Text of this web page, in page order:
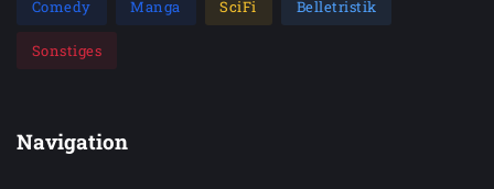
Comedy Manga SciFi Belletristik
Sonstiges
Navigation